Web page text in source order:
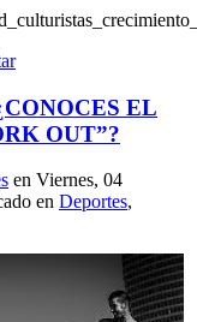
EL
OUT”?
en Viernes, 04
en Deportes,